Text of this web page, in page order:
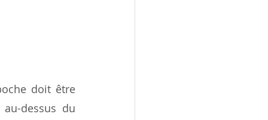
doit être
dessus du